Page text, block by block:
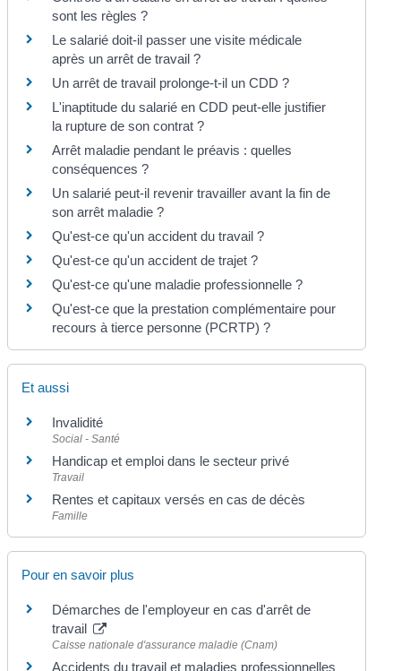
sont les règles ?
Le salarié doit-il passer une visite médicale
après un arrêt de travail ?
Un arrêt de travail prolonge-t-il un CDD ?
L'inaptitude du salarié en CDD peut-elle justifier
la rupture de son contrat ?
Arrêt maladie pendant le préavis : quelles
conséquences ?
Un salarié peut-il revenir travailler avant la fin de
son arrêt maladie ?
Qu'est-ce qu'un accident du travail ?
Qu'est-ce qu'un accident de trajet ?
Qu'est-ce qu'une maladie professionnelle ?
Qu'est-ce que la prestation complémentaire pour
recours à tierce personne (PCRTP) ?
Et aussi
Invalidité
Social - Santé
Handicap et emploi dans le secteur privé
Travail
Rentes et capitaux versés en cas de décès
Famille
Pour en savoir plus
Démarches de l'employeur en cas d'arrêt de
travail
Caisse nationale d'assurance maladie (Cnam)
Accidents du travail et maladies professionnelles